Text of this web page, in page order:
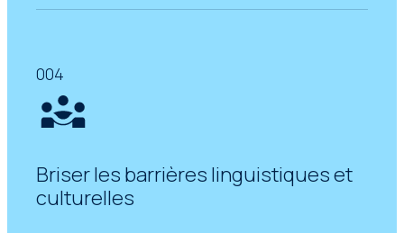
004
Briser les barrières linguistiques et
culturelles